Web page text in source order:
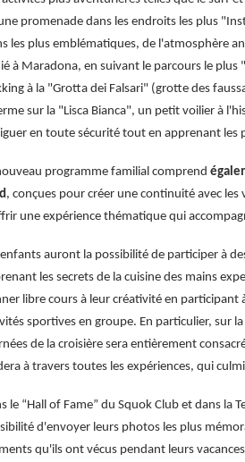
promenade dans les endroits les plus
les plus emblématiques, de l'atmosphère
à Maradona, en suivant le parcours le
à la "Grotta dei Falsari" (grotte des
sur la "Lisca Bianca", un petit voilier à
en toute sécurité tout en apprenant
programme familial comprend
, conçues pour créer une continuité avec
une expérience thématique qui
enfants auront la possibilité de participer à
les secrets de la cuisine des mains
libre cours à leur créativité en participant
sportives en groupe. En particulier, sur
de la croisière sera entièrement
à travers toutes les expériences, qui
le “Hall of Fame” du Squok Club et dans la
d'envoyer leurs photos les plus
qu'ils ont vécus pendant leurs